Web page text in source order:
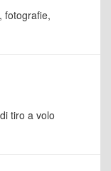
fotografie,
tiro a volo